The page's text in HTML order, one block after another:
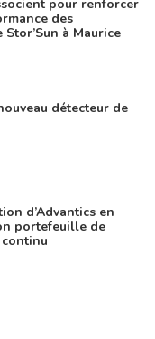
pour renforcer
des
à Maurice
détecteur de
d’Advantics en
portefeuille de